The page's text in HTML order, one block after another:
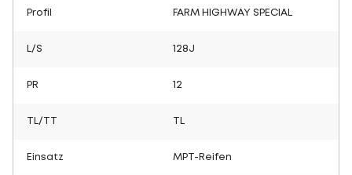
Profil FARM HIGHWAY SPECIAL
L/S 128J
PR 12
TL/TT
Einsatz MPT-Reifen